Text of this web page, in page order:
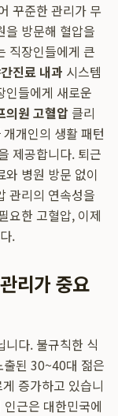
꾸준한 관리가 무
을 방문해 혈압을
직장인들에게 큰
진료 내과 시스템
인들에게 새로운
의원 고혈압 클리
개인의 생활 패턴
제공합니다. 퇴근
와 병원 방문 없이
관리의 연속성을
요한 고혈압, 이제
.
리가 중요
다. 불규칙한 식
된 30~40대 젊은
증가하고 있습니
근은 대한민국에